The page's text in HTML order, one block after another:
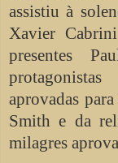
assistiu à
Xavier
presentes
aprovadas
Smith e da
milagres